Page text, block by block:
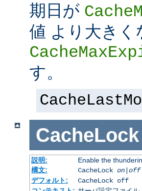
期日が
値 より大きく
す。
CacheLock
説明:
Enable the
構文:
CacheLock on|off
デフォルト:
CacheLock off